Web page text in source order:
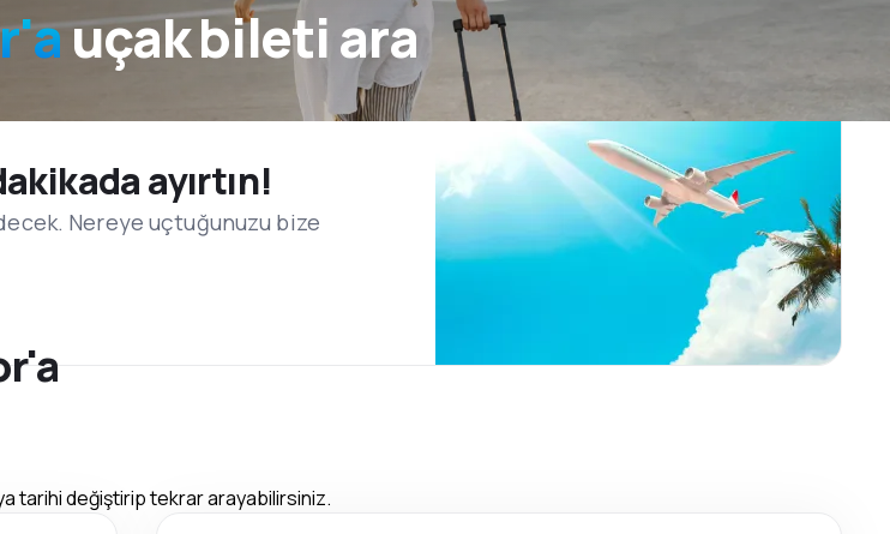
uçak bileti ara
ayırtın!
Nereye uçtuğunuzu bize
tarihi değiştirip tekrar arayabilirsiniz.